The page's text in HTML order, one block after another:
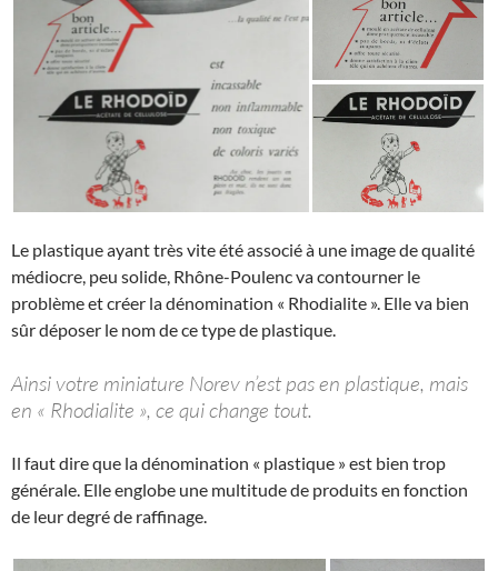
Le plastique ayant très vite été associé à une image de qualité
médiocre, peu solide, Rhône-Poulenc va contourner le
problème et créer la dénomination « Rhodialite ». Elle va bien
sûr déposer le nom de ce type de plastique.
Ainsi votre miniature Norev n’est pas en plastique, mais
en « Rhodialite », ce qui change tout.
Il faut dire que la dénomination « plastique » est bien trop
générale. Elle englobe une multitude de produits en fonction
de leur degré de raffinage.